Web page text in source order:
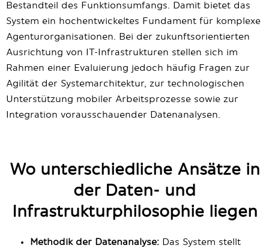
Bestandteil des Funktionsumfangs. Damit bietet das
System ein hochentwickeltes Fundament für komplexe
Agenturorganisationen. Bei der zukunftsorientierten
Ausrichtung von IT-Infrastrukturen stellen sich im
Rahmen einer Evaluierung jedoch häufig Fragen zur
Agilität der Systemarchitektur, zur technologischen
Unterstützung mobiler Arbeitsprozesse sowie zur
Integration vorausschauender Datenanalysen.
Wo unterschiedliche Ansätze in
der Daten- und
Infrastrukturphilosophie liegen
Methodik der Datenanalyse: Das System stellt